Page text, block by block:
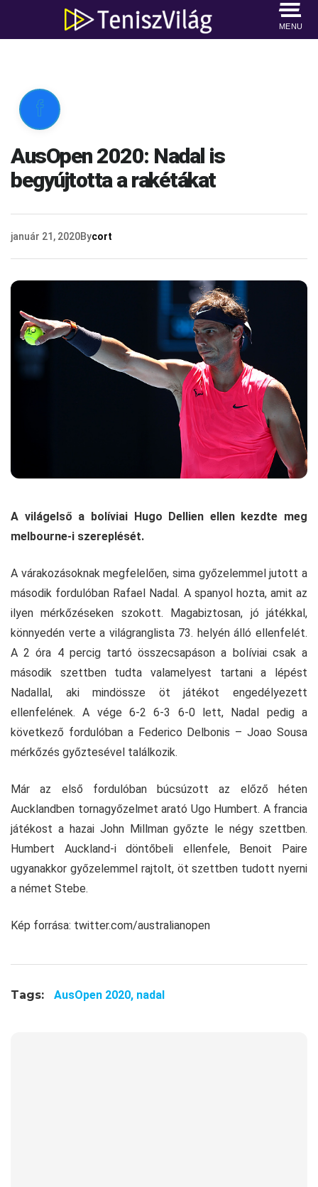
MENU

AusOpen 2020: Nadal is
begyújtotta a rakétákat
január 21, 2020Bycort
A világelső a bolíviai Hugo Dellien ellen kezdte meg
melbourne-i szereplését.
A várakozásoknak megfelelően, sima győzelemmel jutott a
második fordulóban Rafael Nadal. A spanyol hozta, amit az
ilyen mérkőzéseken szokott. Magabiztosan, jó játékkal,
könnyedén verte a világranglista 73. helyén álló ellenfelét.
A 2 óra 4 percig tartó összecsapáson a bolíviai csak a
második szettben tudta valamelyest tartani a lépést
Nadallal, aki mindössze öt játékot engedélyezett
ellenfelének. A vége 6-2 6-3 6-0 lett, Nadal pedig a
következő fordulóban a Federico Delbonis – Joao Sousa
mérkőzés győztesével találkozik.
Már az első fordulóban búcsúzott az előző héten
Aucklandben tornagyőzelmet arató Ugo Humbert. A francia
játékost a hazai John Millman győzte le négy szettben.
Humbert Auckland-i döntőbeli ellenfele, Benoit Paire
ugyanakkor győzelemmel rajtolt, öt szettben tudott nyerni
a német Stebe.
Kép forrása: twitter.com/australianopen
Tags: AusOpen 2020, nadal